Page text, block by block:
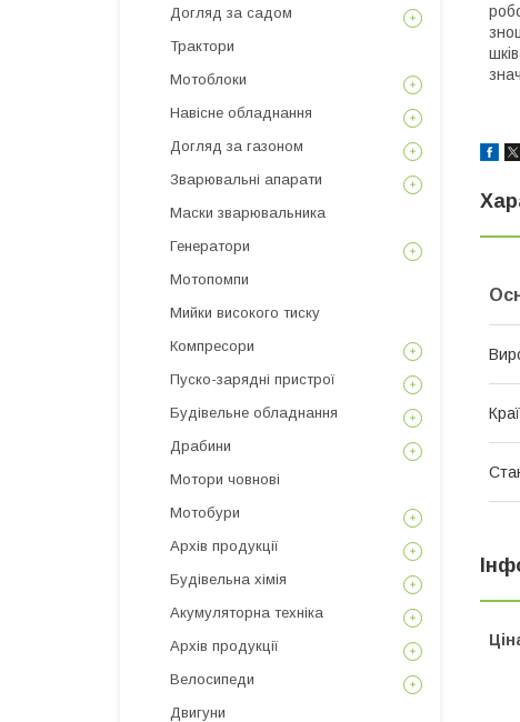
Догляд за садом
Трактори
Мотоблоки
Навісне обладнання
Догляд за газоном
Зварювальні апарати
Маски зварювальника
Генератори
Мотопомпи
Мийки високого тиску
Компресори
Пуско-зарядні пристрої
Будівельне обладнання
Драбини
Мотори човнові
Мотобури
Архів продукції
Будівельна хімія
Акумуляторна техніка
Архів продукції
Велосипеди
Двигуни